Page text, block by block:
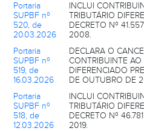
Portaria
SUPBF nº
520, de
20.03.2026
INCLUI
TRIBUTÁRIO
DECRETO Nº
2008.
Portaria
SUPBF nº
519, de
16.03.2026
DECLARA O
CONTRIBUINTE AO
DIFERENCIADO
DE OUTUBRO DE
Portaria
SUPBF nº
518, de
12.03.2026
INCLUI
TRIBUTÁRIO
DECRETO Nº
2019.